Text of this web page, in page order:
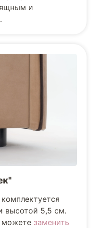
и
высотой 5,5 см.
можете заменить